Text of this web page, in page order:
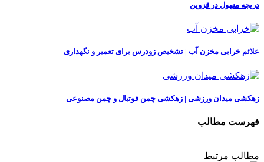
دریچه منهول در قزوین
علائم خرابی مخزن آب | تشخیص زودرس برای تعمیر و نگهداری
زهکشی میدان ورزشی | زهکشی چمن فوتبال و چمن مصنوعی
فهرست مطالب
مطالب مرتبط